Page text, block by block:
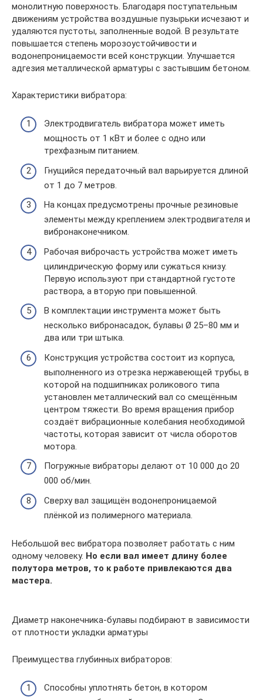
монолитную поверхность. Благодаря поступательным
движениям устройства воздушные пузырьки исчезают и
удаляются пустоты, заполненные водой. В результате
повышается степень морозоустойчивости и
водонепроницаемости всей конструкции. Улучшается
адгезия металлической арматуры с застывшим бетоном.
Характеристики вибратора:
Электродвигатель вибратора может иметь
мощность от 1 кВт и более с одно или
трехфазным питанием.
Гнущийся передаточный вал варьируется длиной
от 1 до 7 метров.
На концах предусмотрены прочные резиновые
элементы между креплением электродвигателя и
вибронаконечником.
Рабочая виброчасть устройства может иметь
цилиндрическую форму или сужаться книзу.
Первую используют при стандартной густоте
раствора, а вторую при повышенной.
В комплектации инструмента может быть
несколько вибронасадок, булавы Ø 25–80 мм и
два или три штыка.
Конструкция устройства состоит из корпуса,
выполненного из отрезка нержавеющей трубы, в
которой на подшипниках роликового типа
установлен металлический вал со смещённым
центром тяжести. Во время вращения прибор
создаёт вибрационные колебания необходимой
частоты, которая зависит от числа оборотов
мотора.
Погружные вибраторы делают от 10 000 до 20
000 об/мин.
Сверху вал защищён водонепроницаемой
плёнкой из полимерного материала.
Небольшой вес вибратора позволяет работать с ним
одному человеку. Но если вал имеет длину более
полутора метров, то к работе привлекаются два
мастера.
Диаметр наконечника-булавы подбирают в зависимости
от плотности укладки арматуры
Преимущества глубинных вибраторов:
Способны уплотнять бетон, в котором